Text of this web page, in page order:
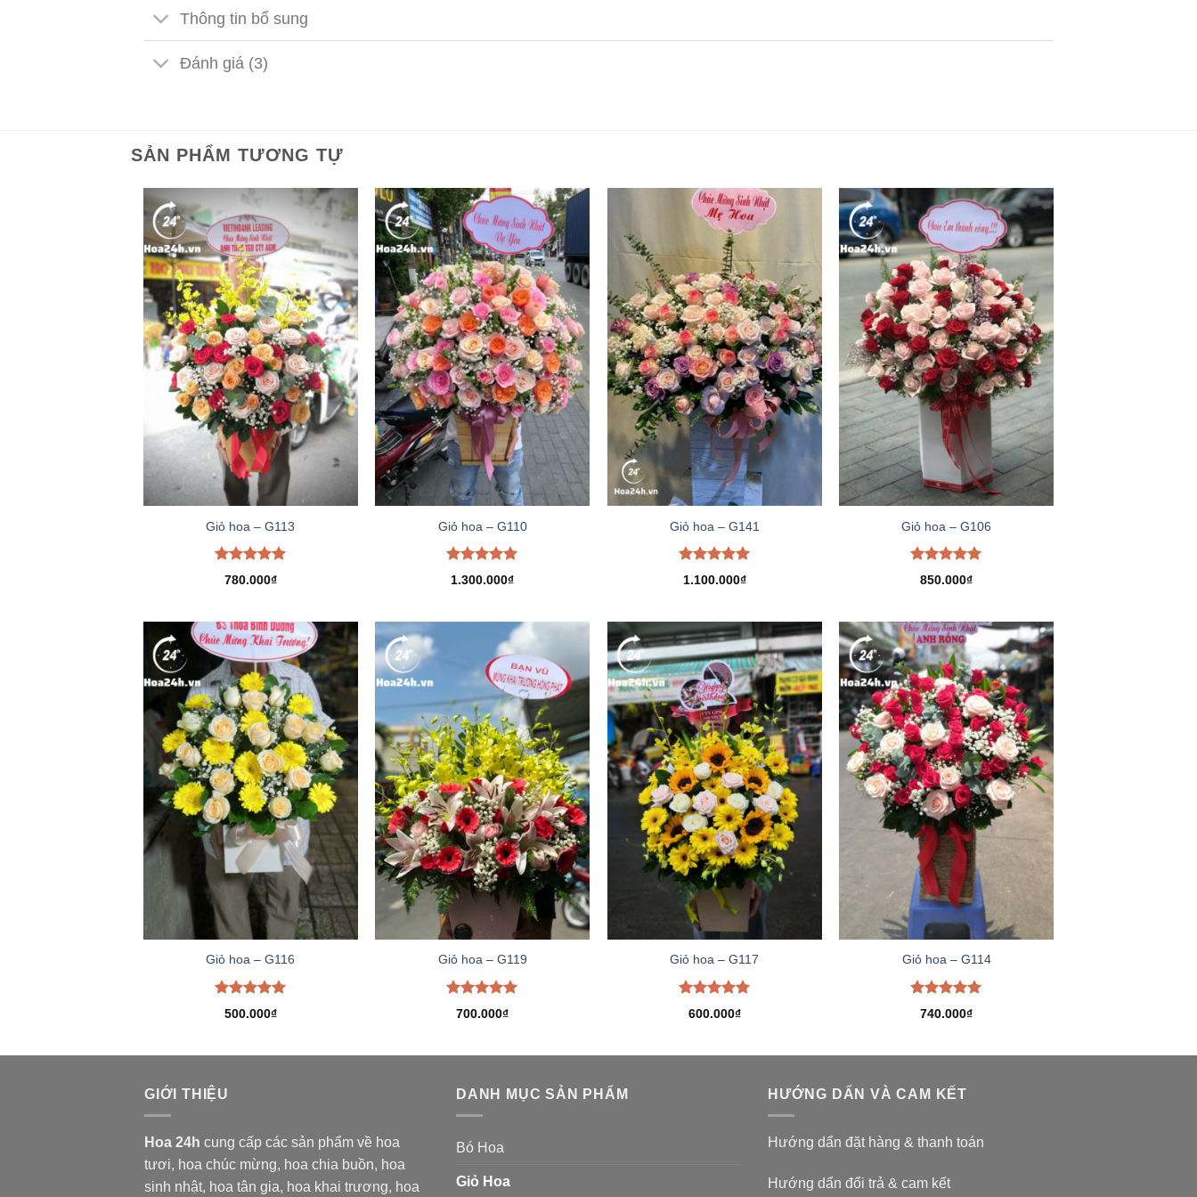
Thông tin bổ sung
Đánh giá (3)
SẢN PHẨM TƯƠNG TỰ
Giỏ hoa – G113
Được xếp
hạng5.00
780.000₫
Giỏ hoa – G110
Được xếp
hạng5.00
1.300.000₫
Giỏ hoa – G141
Được xếp
hạng5.00
1.100.000₫
Giỏ hoa – G106
Được xếp
hạng5.00
850.000₫
Giỏ hoa – G116
Được xếp
hạng5.00
500.000₫
Giỏ hoa – G119
Được xếp
hạng5.00
700.000₫
Giỏ hoa – G117
Được xếp
hạng5.00
600.000₫
Giỏ hoa – G114
Được xếp
hạng5.00
740.000₫
GIỚI THIỆU
Hoa 24h cung cấp các sản phẩm về hoa
tươi, hoa chúc mừng, hoa chia buồn, hoa
sinh nhật, hoa tân gia, hoa khai trương, hoa
DANH MỤC SẢN PHẨM
Bó Hoa
Giỏ Hoa
HƯỚNG DẨN VÀ CAM KẾT
Hướng dẩn đặt hàng & thanh toán
Hướng dẩn đổi trả & cam kết